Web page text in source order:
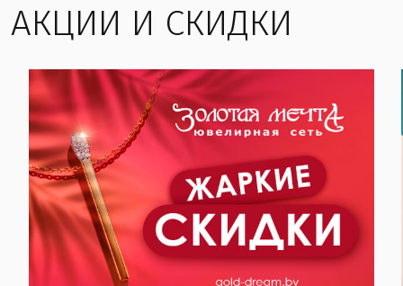
АКЦИИ И СКИДКИ